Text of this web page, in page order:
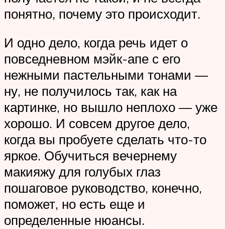
понятно, почему это происходит.
И одно дело, когда речь идет о
повседневном мэйк-апе с его
нежными пастельными тонами —
ну, не получилось так, как на
картинке, но вышло неплохо — уже
хорошо. И совсем другое дело,
когда вы пробуете сделать что-то
яркое. Обучиться вечернему
макияжу для голубых глаз
пошаговое руководство, конечно,
поможет, но есть еще и
определенные нюансы.